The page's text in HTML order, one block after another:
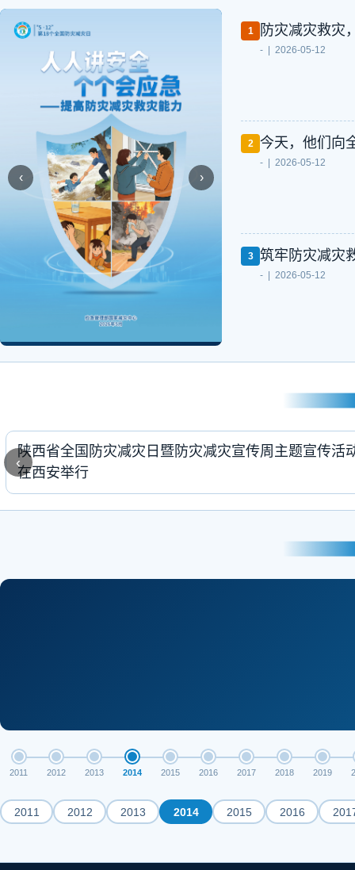
‹ ›
1 防灾减灾救灾
- | 2026-05-12
2 今天，他们向
- | 2026-05-12
3 筑牢防灾减灾
- | 2026-05-12
陕西省全国防灾减灾日暨防灾减灾宣传周主题宣传活
在西安举行
‹
2011 2012 2013 2014 2015 2016 2017 2018 2019
2011 2012 2013 2014 2015 2016